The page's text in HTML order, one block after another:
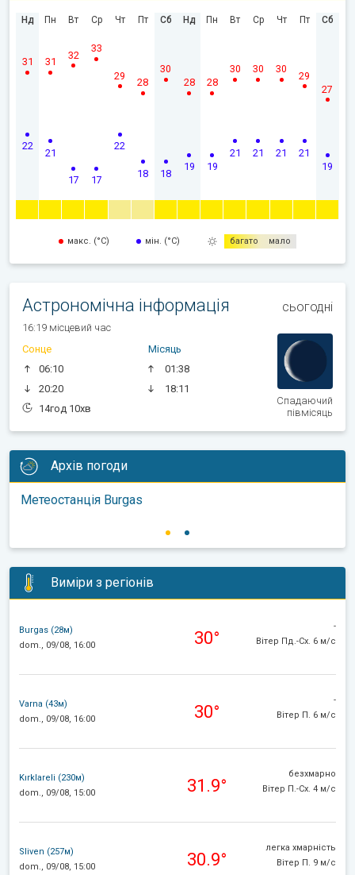
Нд
22
31
Пн
21
31
Вт
17
32
Ср
17
33
Чт
22
29
Пт
18
28
Сб
18
30
Нд
19
28
Пн
19
28
Вт
21
30
Ср
21
30
Чт
21
30
Пт
21
29
Сб
19
27
макс. (°C) мін. (°C) багато мало
Астрономічна інформація сьогодні
16:19 місцевий час
Сонце
06:10
20:20
14год 10хв
Місяць
01:38
18:11
Спадаючий
півмісяць
Архів погоди
Метеостанція Burgas
Виміри з регіонів
Burgas (28м)
dom., 09/08, 16:00
30°
-
Вітер Пд.-Сх. 6 м/с
Varna (43м)
dom., 09/08, 16:00
30°
-
Вітер П. 6 м/с
Kırklareli (230м)
dom., 09/08, 15:00
31.9°
безхмарно
Вітер П.-Сх. 4 м/с
Sliven (257м)
dom., 09/08, 15:00
30.9°
легка хмарність
Вітер П. 9 м/с